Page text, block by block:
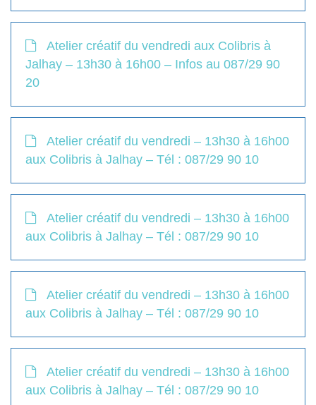
Atelier créatif du vendredi aux Colibris à
Jalhay – 13h30 à 16h00 – Infos au 087/29 90
20
Atelier créatif du vendredi – 13h30 à 16h00
aux Colibris à Jalhay – Tél : 087/29 90 10
Atelier créatif du vendredi – 13h30 à 16h00
aux Colibris à Jalhay – Tél : 087/29 90 10
Atelier créatif du vendredi – 13h30 à 16h00
aux Colibris à Jalhay – Tél : 087/29 90 10
Atelier créatif du vendredi – 13h30 à 16h00
aux Colibris à Jalhay – Tél : 087/29 90 10